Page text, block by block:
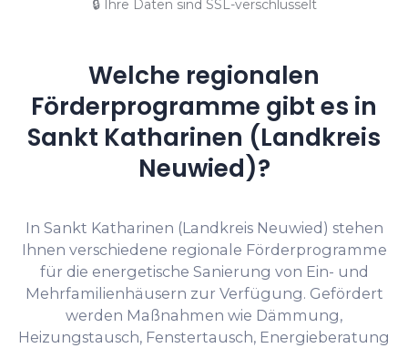
🔒 Ihre Daten sind SSL-verschlüsselt
Welche regionalen
Förderprogramme gibt es in
Sankt Katharinen (Landkreis
Neuwied)?
In Sankt Katharinen (Landkreis Neuwied) stehen
Ihnen verschiedene regionale Förderprogramme
für die energetische Sanierung von Ein- und
Mehrfamilienhäusern zur Verfügung. Gefördert
werden Maßnahmen wie Dämmung,
Heizungstausch, Fenstertausch, Energieberatung